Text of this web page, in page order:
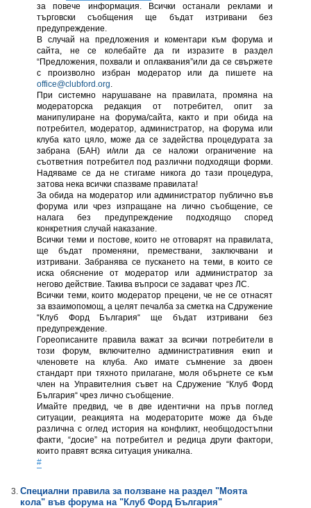
за повече информация. Всички останали реклами и
търговски съобщения ще бъдат изтривани без
предупреждение.
В случай на предложения и коментари към форума и
сайта, не се колебайте да ги изразите в раздел
“Предложения, похвали и оплаквания”или да се свържете
с произволно избран модератор или да пишете на
office@clubford.org
При системно нарушаване на правилата, промяна на
модераторска редакция от потребител, опит за
манипулиране на форума/сайта, както и при обида на
потребител, модератор, администратор, на форума или
клуба като цяло, може да се задейства процедурата за
забрана (БАН) и/или да се наложи ограничение на
съответния потребител под различни подходящи форми.
Надяваме се да не стигаме никога до тази процедура,
затова нека всички спазваме правилата!
За обида на модератор или администратор публично във
форума или чрез изпращане на лично съобщение, се
налага без предупреждение подходящо според
конкретния случай наказание.
Всички теми и постове, които не отговарят на правилата,
ще бъдат променяни, премествани, заключвани и
изтривани. Забранява се пускането на теми, в които се
иска обяснение от модератор или администратор за
негово действие. Такива въпроси се задават чрез ЛС.
Всички теми, които модератор прецени, че не се отнасят
за взаимопомощ, а целят печалба за сметка на Сдружение
“Клуб Форд България“ ще бъдат изтривани без
предупреждение.
Гореописаните правила важат за всички потребители в
този форум, включително административния екип и
членовете на клуба. Ако имате съмнение за двоен
стандарт при тяхното прилагане, моля обърнете се към
член на Управителния съвет на Сдружение “Клуб Форд
България“ чрез лично съобщение.
Имайте предвид, че в две идентични на пръв поглед
ситуации, реакцията на модераторите може да бъде
различна с оглед история на конфликт, необщодостъпни
факти, “досие” на потребител и редица други фактори,
които правят всяка ситуация уникална.
#
Специални правила за ползване на раздел "Моята
кола" във форумa на "Клуб Форд България"